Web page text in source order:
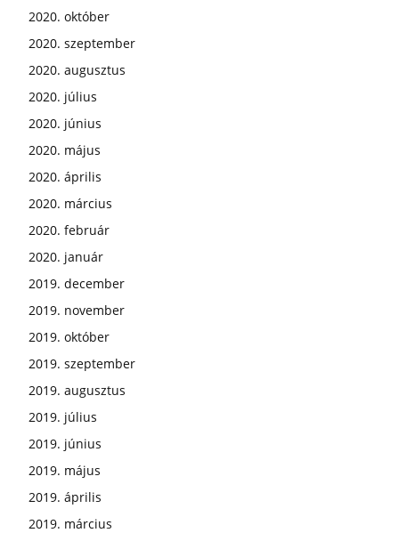
2020. október
2020. szeptember
2020. augusztus
2020. július
2020. június
2020. május
2020. április
2020. március
2020. február
2020. január
2019. december
2019. november
2019. október
2019. szeptember
2019. augusztus
2019. július
2019. június
2019. május
2019. április
2019. március